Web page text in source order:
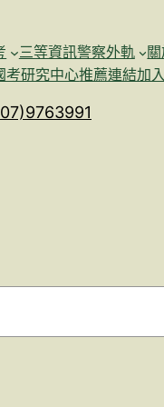
三等資訊警察外軌
考研究中心推薦連結加入